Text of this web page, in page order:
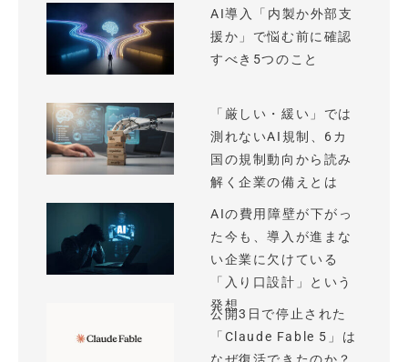
AI導入「内製か外部支
援か」で悩む前に確認
すべき5つのこと
「厳しい・緩い」では
測れないAI規制、6カ
国の規制動向から読み
解く企業の備えとは
AIの費用障壁が下がっ
た今も、導入が進まな
い企業に欠けている
「入り口設計」という
発想
公開3日で停止された
「Claude Fable 5」は